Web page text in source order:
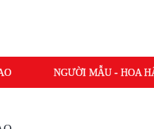
NGƯỜI MẪU - HOA